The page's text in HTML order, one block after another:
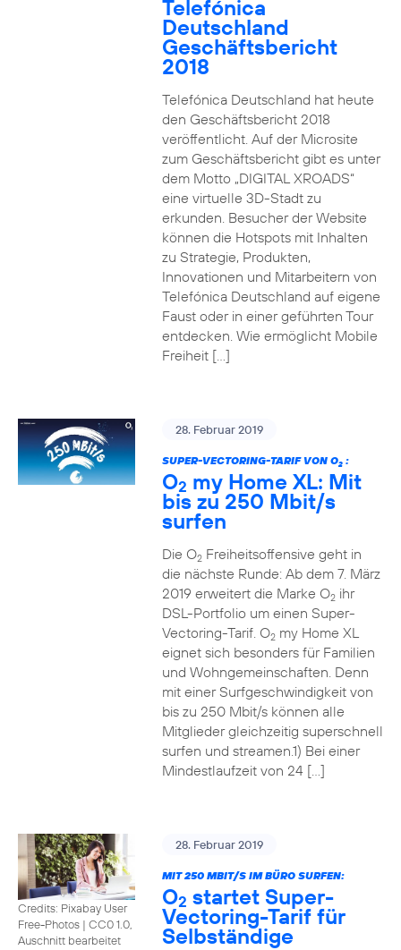
Telefónica
Deutschland
Geschäftsbericht
2018
Telefónica Deutschland hat heute
den Geschäftsbericht 2018
veröffentlicht. Auf der Microsite
zum Geschäftsbericht gibt es unter
dem Motto „DIGITAL XROADS“
eine virtuelle 3D-Stadt zu
erkunden. Besucher der Website
können die Hotspots mit Inhalten
zu Strategie, Produkten,
Innovationen und Mitarbeitern von
Telefónica Deutschland auf eigene
Faust oder in einer geführten Tour
entdecken. Wie ermöglicht Mobile
Freiheit […]
28. Februar 2019
SUPER-VECTORING-TARIF VON O2:
O2 my Home XL: Mit
bis zu 250 Mbit/s
surfen
Die O2Freiheitsoffensive geht in
die nächste Runde: Ab dem 7. März
2019 erweitert die Marke O2ihr
DSL-Portfolio um einen Super-
Vectoring-Tarif. O2my Home XL
eignet sich besonders für Familien
und Wohngemeinschaften. Denn
mit einer Surfgeschwindigkeit von
bis zu 250 Mbit/s können alle
Mitglieder gleichzeitig superschnell
surfen und streamen.1) Bei einer
Mindestlaufzeit von 24 […]
Credits: Pixabay User
Free-Photos | CC0 1.0,
Auschnitt bearbeitet
28. Februar 2019
MIT 250 MBIT/S IM BÜRO SURFEN:
O2 startet Super-
Vectoring-Tarif für
Selbständige